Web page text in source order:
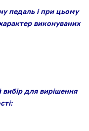
педаль і при цьому
виконуваних
для вирішення